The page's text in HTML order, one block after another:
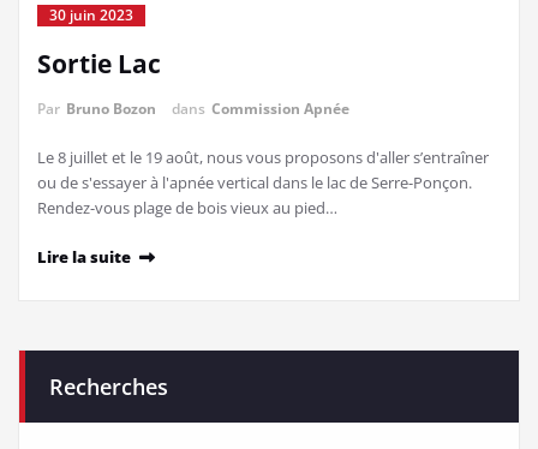
30 juin 2023
Sortie Lac
Par Bruno Bozon dans Commission Apnée
Le 8 juillet et le 19 août, nous vous proposons d'aller s’entraîner
ou de s'essayer à l'apnée vertical dans le lac de Serre-Ponçon.
Rendez-vous plage de bois vieux au pied…
Lire la suite
Recherches